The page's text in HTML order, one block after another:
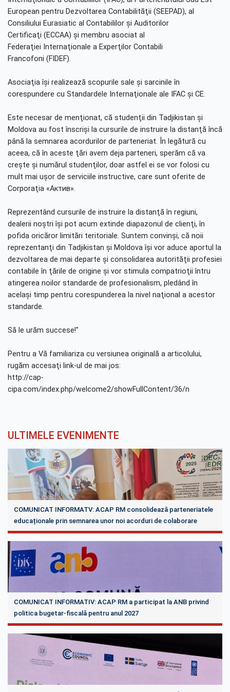
European pentru Dezvoltarea Contabilităţii (SEEPAD), al
Consiliului Eurasiatic al Contabililor şi Auditorilor
Certificaţi (ECCAA) şi membru asociat al
Federaţiei Internaţionale a Experţilor Contabili
Francofoni (FIDEF).
Asociaţia îşi realizează scopurile sale şi sarcinile în
corespundere cu Standardele Internaţionale ale IFAC şi CE.
Este necesar de menţionat, că studenţii din Tadjikistan şi
Moldova au fost înscrişi la cursurile de instruire la distanţă încă
până la semnarea acordurilor de parteneriat. În legătură cu
aceea, că în aceste ţări avem deja parteneri, sperăm că va
creşte şi numărul studenţilor, doar astfel ei se vor folosi cu
mult mai uşor de serviciile instructive, care sunt oferite de
Corporaţia «Актив».
Reprezentând cursurile de instruire la distanţă în regiuni,
dealerii noştri îşi pot acum extinde diapazonul de clienţi, în
pofida oricăror limitări teritoriale. Suntem convinşi, că noii
reprezentanţi din Tadjikistan şi Moldova îşi vor aduce aportul la
dezvoltarea de mai departe şi consolidarea autorităţii profesiei
contabile în ţările de origine şi vor stimula compatrioţii întru
atingerea noilor standarde de profesionalism, pledând în
acelaşi timp pentru corespunderea la nivel naţional a acestor
standarde.
Să le urăm succese!"
Pentru a Vă familiariza cu versiunea originală a articolului,
rugăm accesaţi link-ul de mai jos:
http://cap-
cipa.com/index.php/welcome2/showFullContent/36/n
ULTIMELE EVENIMENTE
COMUNICAT INFORMATV: ACAP RM consolidează parteneriatele
educaționale prin semnarea unor noi acorduri de colaborare
COMUNICAT INFORMATIV: ACAP RM a participat la ANB privind
politica bugetar-fiscală pentru anul 2027